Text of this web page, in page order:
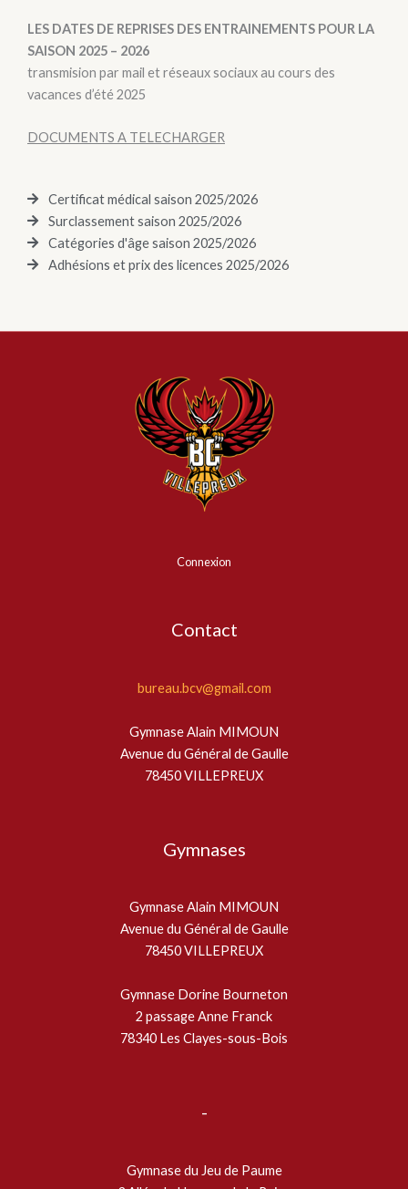
LES DATES DE REPRISES DES ENTRAINEMENTS POUR LA
SAISON 2025 – 2026
transmision par mail et réseaux sociaux au cours des
vacances d’été 2025
DOCUMENTS A TELECHARGER
Certificat médical saison 2025/2026
Surclassement saison 2025/2026
Catégories d'âge saison 2025/2026
Adhésions et prix des licences 2025/2026
Connexion
Contact
bureau.bcv@gmail.com
Gymnase Alain MIMOUN
Avenue du Général de Gaulle
78450 VILLEPREUX
Gymnases
Gymnase Alain MIMOUN
Avenue du Général de Gaulle
78450 VILLEPREUX
Gymnase Dorine Bourneton
2 passage Anne Franck
78340 Les Clayes-sous-Bois
-
Gymnase du Jeu de Paume